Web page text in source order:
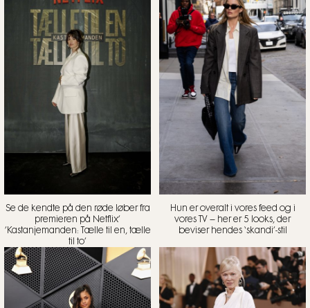
Se de kendte på den røde løber fra
premieren på Netflix’
’Kastanjemanden: Tælle til en, tælle
til to’
Hun er overalt i vores feed og i
vores TV – her er 5 looks, der
beviser hendes ‘skandi’-stil